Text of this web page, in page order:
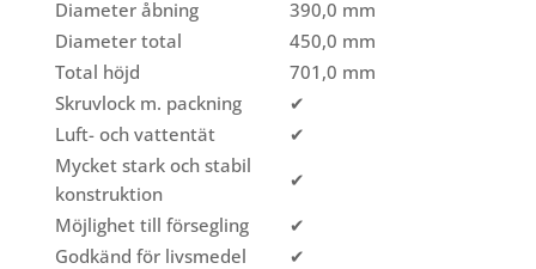
Diameter åbning
390,0 mm
Diameter total
450,0 mm
Total höjd
701,0 mm
Skruvlock m. packning
✔
Luft- och vattentät
✔
Mycket stark och stabil
konstruktion
✔
Möjlighet till försegling
✔
Godkänd för livsmedel
✔